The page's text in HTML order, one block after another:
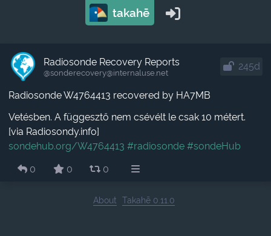
takahē
Radiosonde Recovery Reports
@sonderecovery​@internaluse.net
245d
Radiosonde W4764413 recovered by HA7MB
Vetésben. A függesztő nem csévélt le csak 10 métert.
[via Radiosondy.info]
sondehub.org/W4764413 #radiosonde #sondeHub
0
0 0
About Takahē 0.11.0